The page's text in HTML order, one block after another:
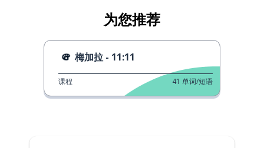
为您推荐
梅加拉 - 11:11
课程 41 单词/短语